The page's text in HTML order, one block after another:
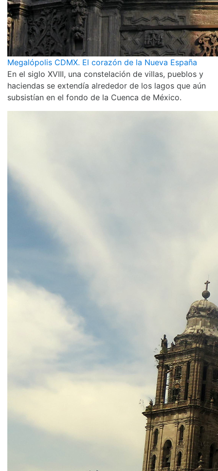
Megalópolis CDMX. El corazón de la Nueva España
En el siglo XVIII, una constelación de villas, pueblos y
haciendas se extendía alrededor de los lagos que aún
subsistían en el fondo de la Cuenca de México.